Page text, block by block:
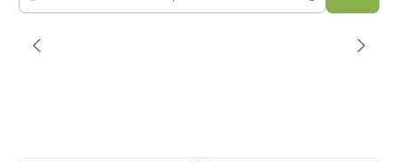
Cantidad